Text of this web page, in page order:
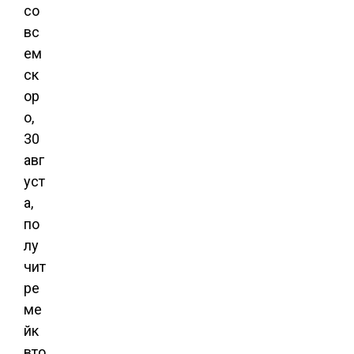
со
вс
ем
ск
ор
о,
30
авг
уст
а,
по
лу
чит
ре
ме
йк